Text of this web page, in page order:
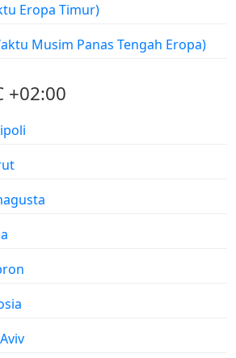
Eropa Timur)
(Waktu Musim Panas Tengah Eropa)
+02:00